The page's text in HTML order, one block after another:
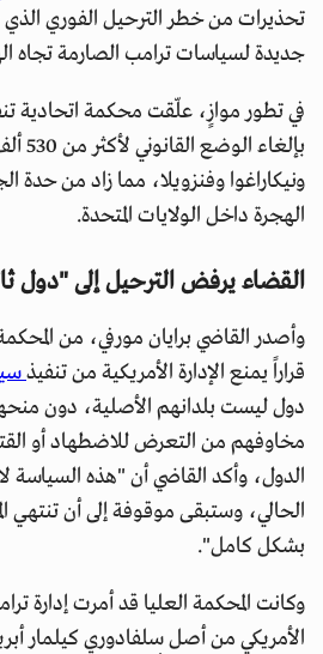
تحذيرات من خطر الترحيل الفوري
جديدة لسياسات ترامب الصارمة تجاه
في تطور موازٍ، علّقت محكمة اتحادية
ونيكاراغوا وفنزويلا، مما زاد من حدة
الهجرة داخل الولايات المتحدة.
القضاء يرفض الترحيل إلى "دول
وأصدر القاضي برايان مورفي، من
قراراً يمنع الإدارة الأمريكية من تنفيذ
دول ليست بلدانهم الأصلية، دون
مخاوفهم من التعرض للاضطهاد أو
الدول، وأكد القاضي أن "هذه السياسة
الحالي، وستبقى موقوفة إلى أن تنتهي
بشكل كامل".
وكانت المحكمة العليا قد أمرت إدارة
الأمريكي من أصل سلفادوري كيلمار